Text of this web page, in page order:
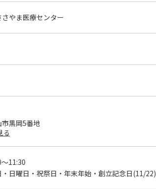
やま医療センター
黒岡5番地
る
11:30
・日曜日・祝祭日・年末年始・創立記念日(11/22)